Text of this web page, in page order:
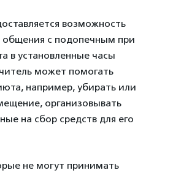
возможность
общения с подопечным при
в установленные часы
может помогать
например, убирать или
организовывать
на сбор средств для его
не могут принимать